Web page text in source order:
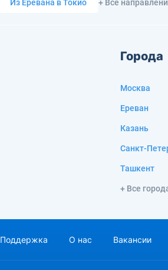
Из Еревана в Токио + Все
Города
Москва
Ереван
Казань
Санкт-
Ташкент
+ Все
Поддержка О нас Вакансии